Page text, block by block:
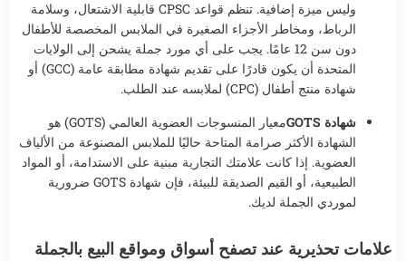
وليس ميزة إضافية. تنظم قواعد CPSC قابلية الاشتعال، وسلامة
الرباط، ومخاطر الأجزاء الصغيرة في الملابس المخصصة للأطفال
دون سن 12 عامًا. يجب على أي مورد جملة يشحن إلى الولايات
المتحدة أن يكون قادرًا على تقديم شهادة مطابقة عامة (GCC) أو
شهادة منتج أطفال (CPC) لملابسه عند الطلب.
شهادة GOTS
معيار المنسوجات العضوية العالمي (GOTS) هو
الشهادة الأكثر صرامة المتاحة حاليًا للملابس المصنوعة من الألياف
العضوية. إذا كانت علامتك التجارية مبنية على الاستدامة، أو المواد
الطبيعية، أو القيم الصديقة للبيئة، فإن شهادة GOTS ضرورية
لموردي الجملة لديك.
علامات تحذيرية عند تصفح أسواق ومواقع البيع بالجملة